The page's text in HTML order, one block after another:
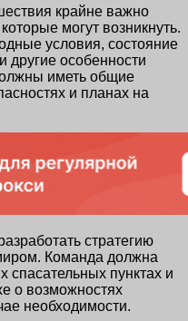
крайне важно
могут возникнуть.
условия, состояние
другие особенности
иметь общие
и планах на
стратегию
Команда должна
пунктах и
о возможностях
необходимости.